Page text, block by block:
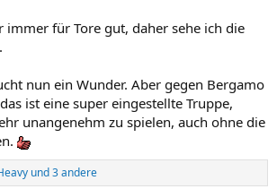
immer für Tore gut, daher sehe ich die
nun ein Wunder. Aber gegen Bergamo
ist eine super eingestellte Truppe,
unangenehm zu spielen, auch ohne die
und 3 andere